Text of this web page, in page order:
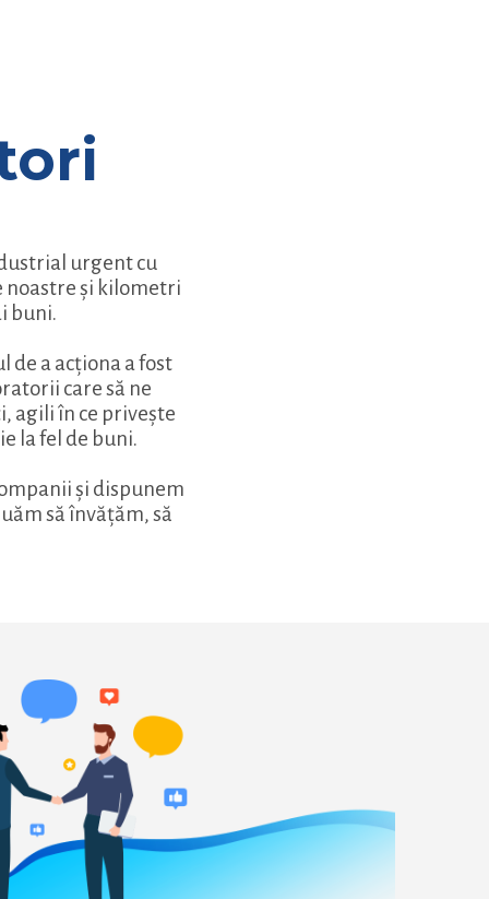
urgent cu
și kilometri
buni.
de a acționa a fost
care să ne
agili în ce privește
la fel de buni.
și dispunem
să învățăm, să